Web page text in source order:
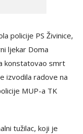
policije PS Živinice,
ljekar Doma
konstatovao smrt
izvodila radove na
MUP-a TK
tužilac, koji je